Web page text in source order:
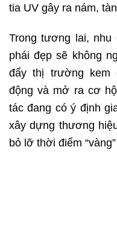
tia UV gây ra nám,
Trong tương lai,
phái đẹp sẽ không
đẩy thị trường kem
động và mở ra cơ
tác đang có ý định
xây dựng thương
bỏ lỡ thời điểm